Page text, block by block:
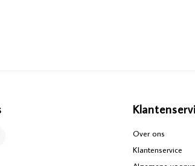
Over ons
Klantenservice